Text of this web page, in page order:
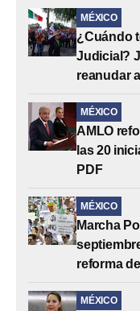
MÉXICO
¿Cuándo
Judicial?
reanudar
MÉXICO
AMLO
las 20
PDF
MÉXICO
Marcha
reforma
MÉXICO